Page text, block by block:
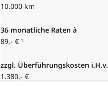
10.000 km
36monatliche Raten à
89,- € 1
zzgl. Überführungskosten i.H.v.
1.380,- €